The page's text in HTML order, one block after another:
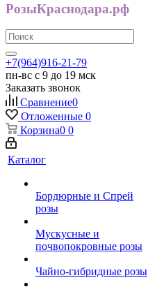
РозыКраснодара.рф
+7(964)916-21-79
пн-вс с 9 до 19 мск
Заказать звонок
Сравнение0
Отложенные 0
Корзина0 0
Каталог
Бордюрные и Спрей
розы
Мускусные и
почвопокровные розы
Чайно-гибридные розы